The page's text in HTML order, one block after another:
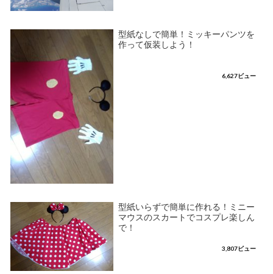
型紙なしで簡単！ミッキーパンツを
作って仮装しよう！
6,627ビュー
型紙いらずで簡単に作れる！ミニー
マウスのスカートでコスプレ楽しん
で！
3,807ビュー